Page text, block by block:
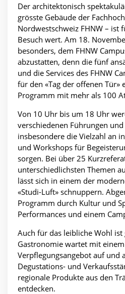
Der architektonisch
grösste Gebäude der
Nordwestschweiz FHNW – ist
Besuch wert. Am 18.
besonders, dem FHNW
abzustatten, denn die fünf
und die Services des FHNW
für den «Tag der offenen Tür»
Programm mit mehr als 100
Von 10 Uhr bis um 18 Uhr
verschiedenen Führungen
insbesondere die Vielzahl an
und Workshops für
sorgen. Bei über 25
unterschiedlichsten Themen
lässt sich in einem der
«Studi-Luft» schnuppern.
Programm durch Kultur und
Performances und einem
Auch für das leibliche Wohl ist
Gastronomie wartet mit
Verpflegungsangebot auf und
Degustations- und
regionale Produkte aus den
entdecken.